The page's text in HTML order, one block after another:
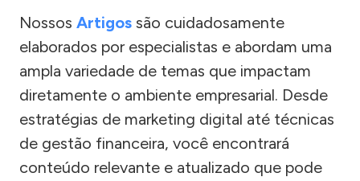
Nossos Artigos são cuidadosamente
elaborados por especialistas e abordam uma
ampla variedade de temas que impactam
diretamente o ambiente empresarial. Desde
estratégias de marketing digital até técnicas
de gestão financeira, você encontrará
conteúdo relevante e atualizado que pode